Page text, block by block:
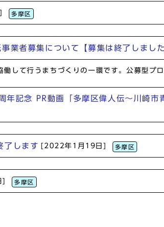
多摩区
業者募集について【募集は終了しました
して行うまちづくりの一環です。公募型プ
記念 PR動画「多摩区偉人伝～川崎市
了します [2022年1月19日] 多摩区
多摩区